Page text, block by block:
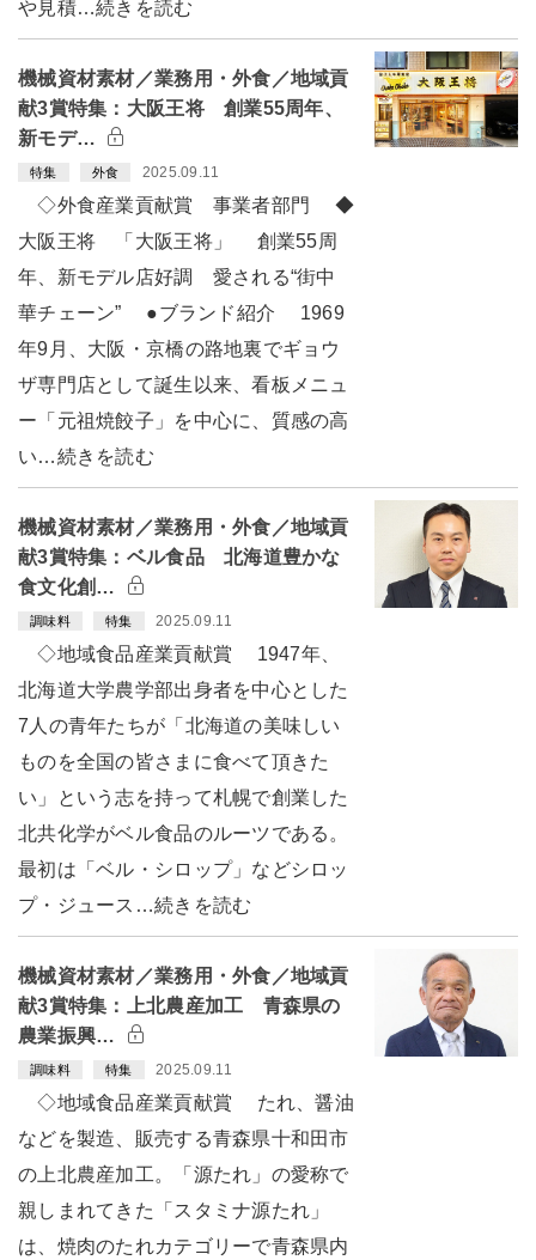
や見積…続きを読む
機械資材素材／業務用・外食／地域貢
献3賞特集：大阪王将 創業55周年、
新モデ…
特集 外食 2025.09.11
◇外食産業貢献賞 事業者部門 ◆
大阪王将 「大阪王将」 創業55周
年、新モデル店好調 愛される“街中
華チェーン” ●ブランド紹介 1969
年9月、大阪・京橋の路地裏でギョウ
ザ専門店として誕生以来、看板メニュ
ー「元祖焼餃子」を中心に、質感の高
い…続きを読む
機械資材素材／業務用・外食／地域貢
献3賞特集：ベル食品 北海道豊かな
食文化創…
調味料 特集 2025.09.11
◇地域食品産業貢献賞 1947年、
北海道大学農学部出身者を中心とした
7人の青年たちが「北海道の美味しい
ものを全国の皆さまに食べて頂きた
い」という志を持って札幌で創業した
北共化学がベル食品のルーツである。
最初は「ベル・シロップ」などシロッ
プ・ジュース…続きを読む
機械資材素材／業務用・外食／地域貢
献3賞特集：上北農産加工 青森県の
農業振興…
調味料 特集 2025.09.11
◇地域食品産業貢献賞 たれ、醤油
などを製造、販売する青森県十和田市
の上北農産加工。「源たれ」の愛称で
親しまれてきた「スタミナ源たれ」
は、焼肉のたれカテゴリーで青森県内